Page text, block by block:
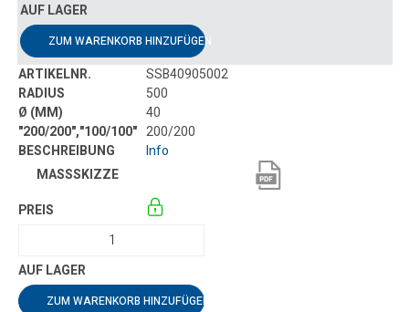
ZUM WARENKORB HINZUFÜGEN
SSB40905002
500
40
200/200
Info
ZUM WARENKORB HINZUFÜGEN